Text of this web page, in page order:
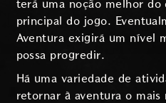
terá uma noção melhor do
principal do jogo.
Aventura exigirá um nível
possa progredir.
Há uma variedade de
retornar à aventura o mais